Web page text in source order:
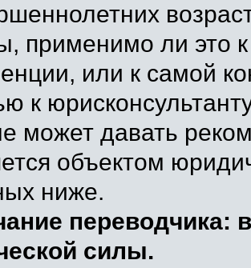
применимо ли это
или к самой
к
может давать
объектом
ниже.
переводчика:
силы.